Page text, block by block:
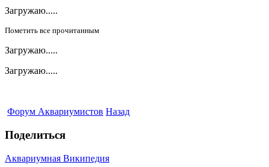
Загружаю.....
Пометить все прочитанным
Загружаю.....
Загружаю.....
Форум Аквариумистов Назад
Поделиться
Аквариумная Википедия